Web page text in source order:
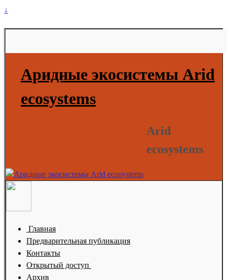
↓
Аридные экосистемы Arid
ecosystems
Arid
ecosystems
Главная
Предварительная публикация
Контакты
Открытый доступ
Архив